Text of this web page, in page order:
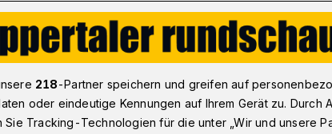
will im zwölften Versuch den ersten Sieg
gegen Melsungen
218-Partner speichern und greifen auf
oder eindeutige Kennungen auf Ihrem Gerät zu. Durch
Sie Tracking-Technologien für die unter „Wir und unsere